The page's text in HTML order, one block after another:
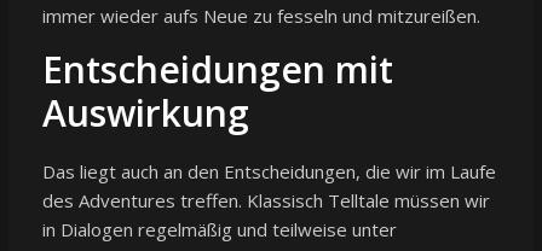
immer wieder aufs Neue zu fesseln und mitzureißen.
Entscheidungen mit
Auswirkung
Das liegt auch an den Entscheidungen, die wir im Laufe
des Adventures treffen. Klassisch Telltale müssen wir
in Dialogen regelmäßig und teilweise unter